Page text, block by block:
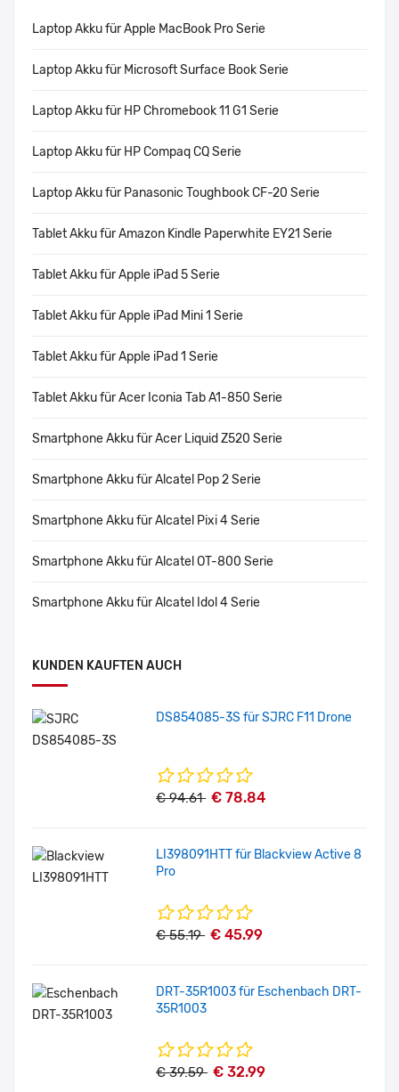
Laptop Akku für Apple MacBook Pro Serie
Laptop Akku für Microsoft Surface Book Serie
Laptop Akku für HP Chromebook 11 G1 Serie
Laptop Akku für HP Compaq CQ Serie
Laptop Akku für Panasonic Toughbook CF-20 Serie
Tablet Akku für Amazon Kindle Paperwhite EY21 Serie
Tablet Akku für Apple iPad 5 Serie
Tablet Akku für Apple iPad Mini 1 Serie
Tablet Akku für Apple iPad 1 Serie
Tablet Akku für Acer Iconia Tab A1-850 Serie
Smartphone Akku für Acer Liquid Z520 Serie
Smartphone Akku für Alcatel Pop 2 Serie
Smartphone Akku für Alcatel Pixi 4 Serie
Smartphone Akku für Alcatel OT-800 Serie
Smartphone Akku für Alcatel Idol 4 Serie
KUNDEN KAUFTEN AUCH
DS854085-3S für SJRC F11 Drone
€ 94.61 € 78.84
LI398091HTT für Blackview Active 8
Pro
€ 55.19 € 45.99
DRT-35R1003 für Eschenbach DRT-
35R1003
€ 39.59 € 32.99